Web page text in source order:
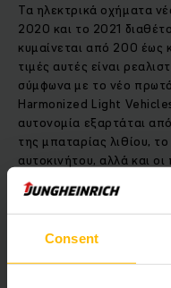
Consent
Τα ηλεκτρικά οχήματα
2020 και το 2021
κυμαίνεται από 200 έως
τιμές αυτές είναι
σύμφωνα με το νέο
Harmonized Light
αυτονομία εξαρτάται
της μπαταρίας λιθίου,
αυτοκινήτου, αλλά και
ηλεκτροκινητήρα.
τρόπο οδήγησης, τα
το κλίμα της περιοχής
Εξοικονομούν